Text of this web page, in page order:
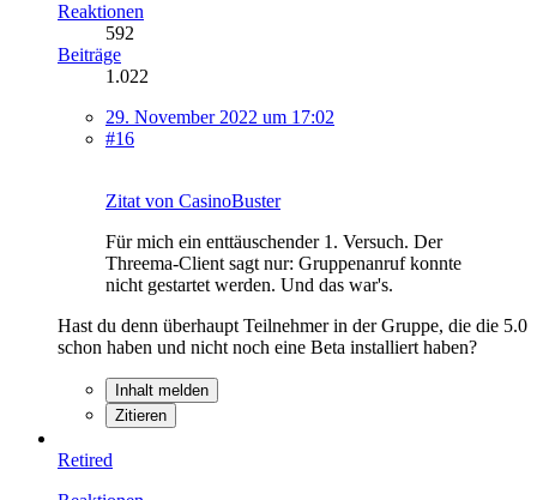
Reaktionen
592
Beiträge
1.022
29. November 2022 um 17:02
#16
Zitat von CasinoBuster
Für mich ein enttäuschender 1. Versuch. Der
Threema-Client sagt nur: Gruppenanruf konnte
nicht gestartet werden. Und das war's.
Hast du denn überhaupt Teilnehmer in der Gruppe, die die 5.0
schon haben und nicht noch eine Beta installiert haben?
Inhalt melden
Zitieren
Retired